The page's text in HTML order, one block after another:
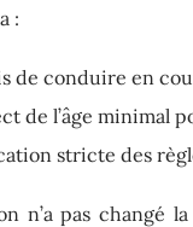
:
de conduire en
de l’âge minimal
stricte des
n’a pas